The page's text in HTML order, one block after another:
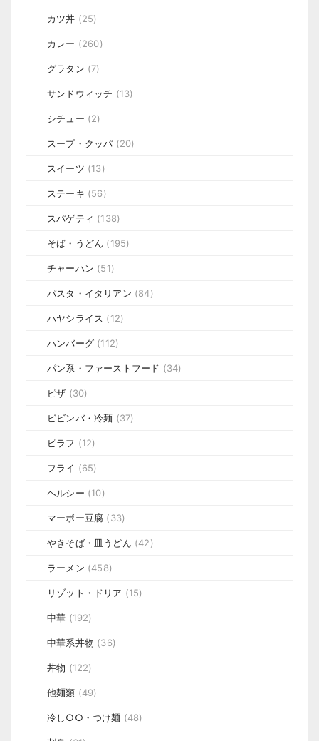
カツ丼 (25)
カレー (260)
グラタン (7)
サンドウィッチ (13)
シチュー (2)
スープ・クッパ (20)
スイーツ (13)
ステーキ (56)
スパゲティ (138)
そば・うどん (195)
チャーハン (51)
パスタ・イタリアン (84)
ハヤシライス (12)
ハンバーグ (112)
パン系・ファーストフード (34)
ピザ (30)
ビビンバ・冷麺 (37)
ピラフ (12)
フライ (65)
ヘルシー (10)
マーボー豆腐 (33)
やきそば・皿うどん (42)
ラーメン (458)
リゾット・ドリア (15)
中華 (192)
中華系丼物 (36)
丼物 (122)
他麺類 (49)
冷し○○・つけ麺 (48)